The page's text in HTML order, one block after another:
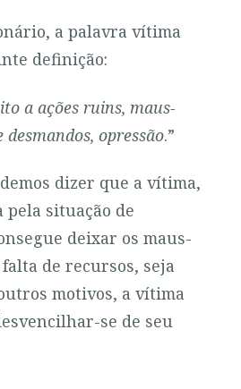
a palavra vítima
definição:
a ações ruins, maus-
opressão.”
dizer que a vítima,
pela situação de
deixar os maus-
de recursos, seja
motivos, a vítima
se de seu